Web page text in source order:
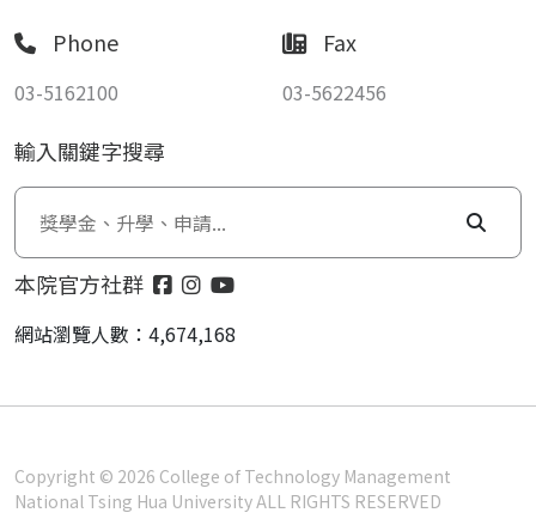
Phone
03-5162100
Fax
03-5622456
輸入關鍵字搜尋
本院官方社群
網站瀏覽人數：4,674,168
Copyright © 2026 College of Technology Management
National Tsing Hua University ALL RIGHTS RESERVED